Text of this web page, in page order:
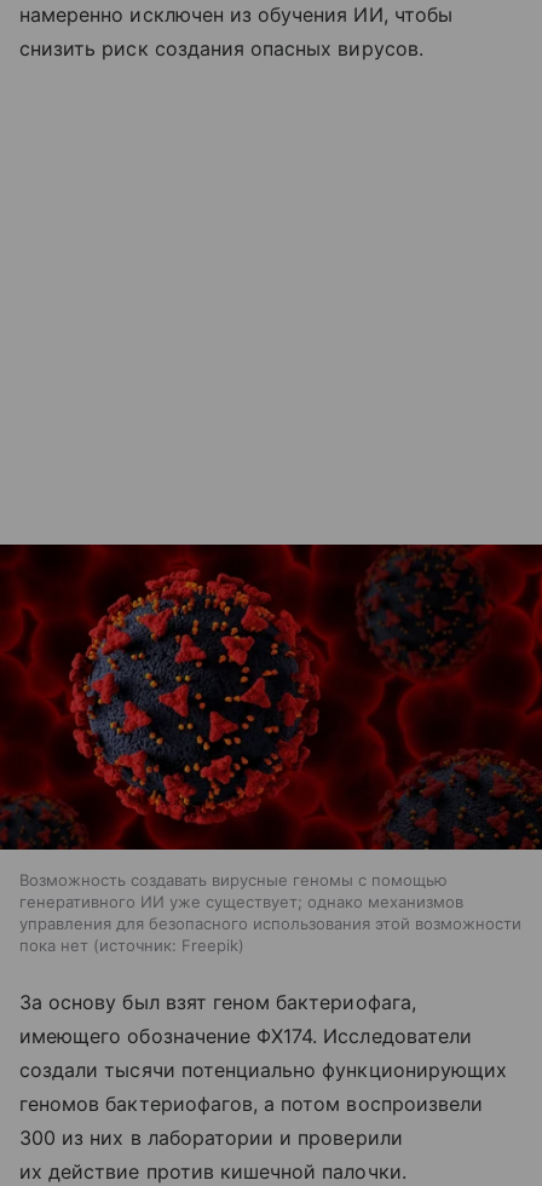
намеренно исключен из обучения ИИ, чтобы
снизить риск создания опасных вирусов.
Возможность создавать вирусные геномы с помощью
генеративного ИИ уже существует; однако механизмов
управления для безопасного использования этой возможности
пока нет
источник: Freepik
За основу был взят геном бактериофага,
имеющего обозначение ΦX174. Исследователи
создали тысячи потенциально функционирующих
геномов бактериофагов, а потом воспроизвели
300 из них в лаборатории и проверили
их действие против кишечной палочки.